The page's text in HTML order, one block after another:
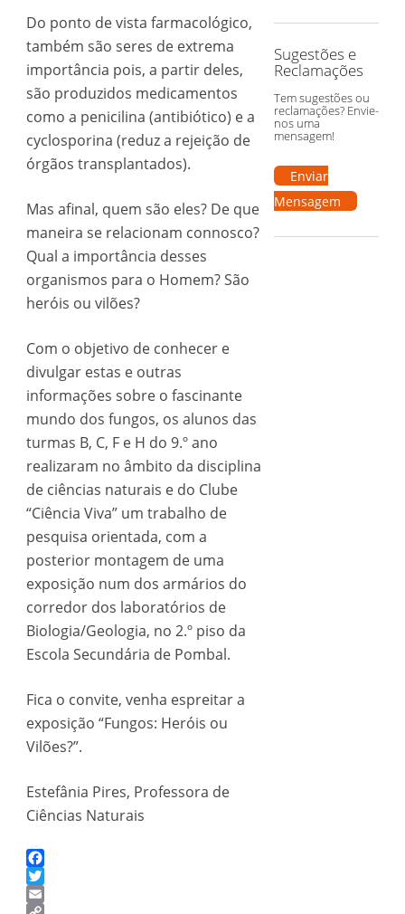
Do ponto de vista farmacológico,
também são seres de extrema
importância pois, a partir deles,
são produzidos medicamentos
como a penicilina (antibiótico) e a
cyclosporina (reduz a rejeição de
órgãos transplantados).
Mas afinal, quem são eles? De que
maneira se relacionam connosco?
Qual a importância desses
organismos para o Homem? São
heróis ou vilões?
Com o objetivo de conhecer e
divulgar estas e outras
informações sobre o fascinante
mundo dos fungos, os alunos das
turmas B, C, F e H do 9.º ano
realizaram no âmbito da disciplina
de ciências naturais e do Clube
“Ciência Viva” um trabalho de
pesquisa orientada, com a
posterior montagem de uma
exposição num dos armários do
corredor dos laboratórios de
Biologia/Geologia, no 2.º piso da
Escola Secundária de Pombal.
Fica o convite, venha espreitar a
exposição “Fungos: Heróis ou
Vilões?”.
Estefânia Pires, Professora de
Ciências Naturais
Facebook
Twitter
Sugestões e
Reclamações
Tem sugestões ou
reclamações? Envie-
nos uma
mensagem!
Enviar
Mensagem